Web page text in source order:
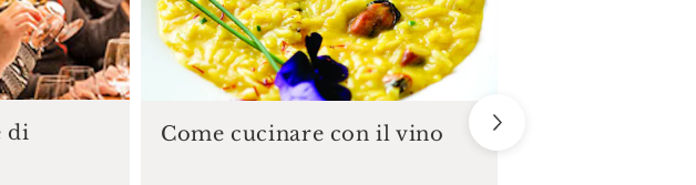
di
Come cucinare con il vino